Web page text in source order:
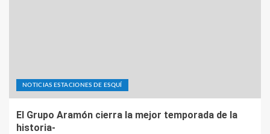
NOTICIAS ESTACIONES DE ESQUÍ
El Grupo Aramón cierra la mejor temporada de la
historia-